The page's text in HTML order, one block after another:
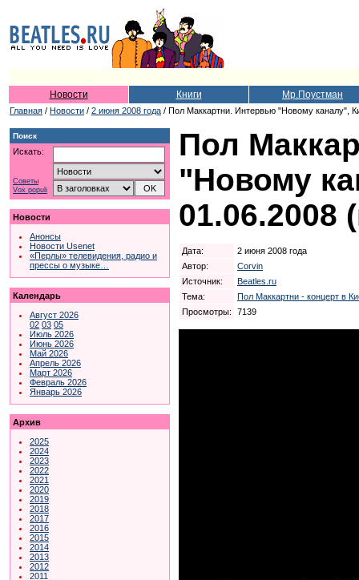
Новости Книги Мр.Поустман
Главная / Новости / 2 июня 2008 года / Пол Маккартни. Интервью "Новому каналу",
Поиск
Искать:
Советы
Vox populi
Новости
Анонсы
Новости Usenet
«Перлы» телевидения, радио и
прессы о музыке…
Календарь
Август 2026
02 03 05
Июль 2026
Июнь 2026
Май 2026
Апрель 2026
Март 2026
Февраль 2026
Январь 2026
Архив
2025
2024
2023
2022
2021
2020
2019
2018
2017
2016
2015
2014
2013
2012
2011
Пол
"Новому
01.06.2008
Дата:
2 июня 2008 года
Автор:
Corvin
Источник:
Beatles.ru
Тема:
Пол Маккартни - концерт в
Просмотры:
7139